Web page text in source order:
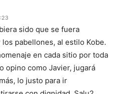
sido que se fuera
pabellones, al estilo Kobe.
en cada sitio por toda
opino como Javier, jugará
lo justo para ir